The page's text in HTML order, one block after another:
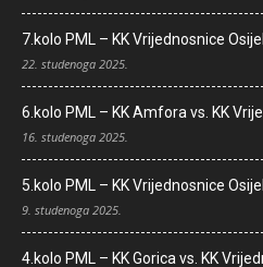
7.kolo PML – KK Vrijednosnice
22. studenoga 2025.
6.kolo PML – KK Amfora vs. KK
16. studenoga 2025.
5.kolo PML – KK Vrijednosnice
9. studenoga 2025.
4.kolo PML – KK Gorica vs. KK